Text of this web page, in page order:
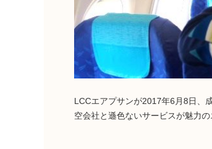
LCCエアプサンが2017年6月8日、
空会社と遜色ないサービスが魅力